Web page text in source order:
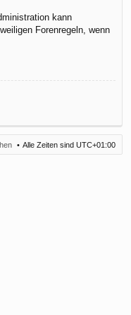
kann
Forenregeln, wenn
Alle Zeiten sind UTC+01:00